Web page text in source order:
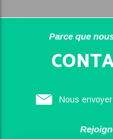
Parce que
Nous